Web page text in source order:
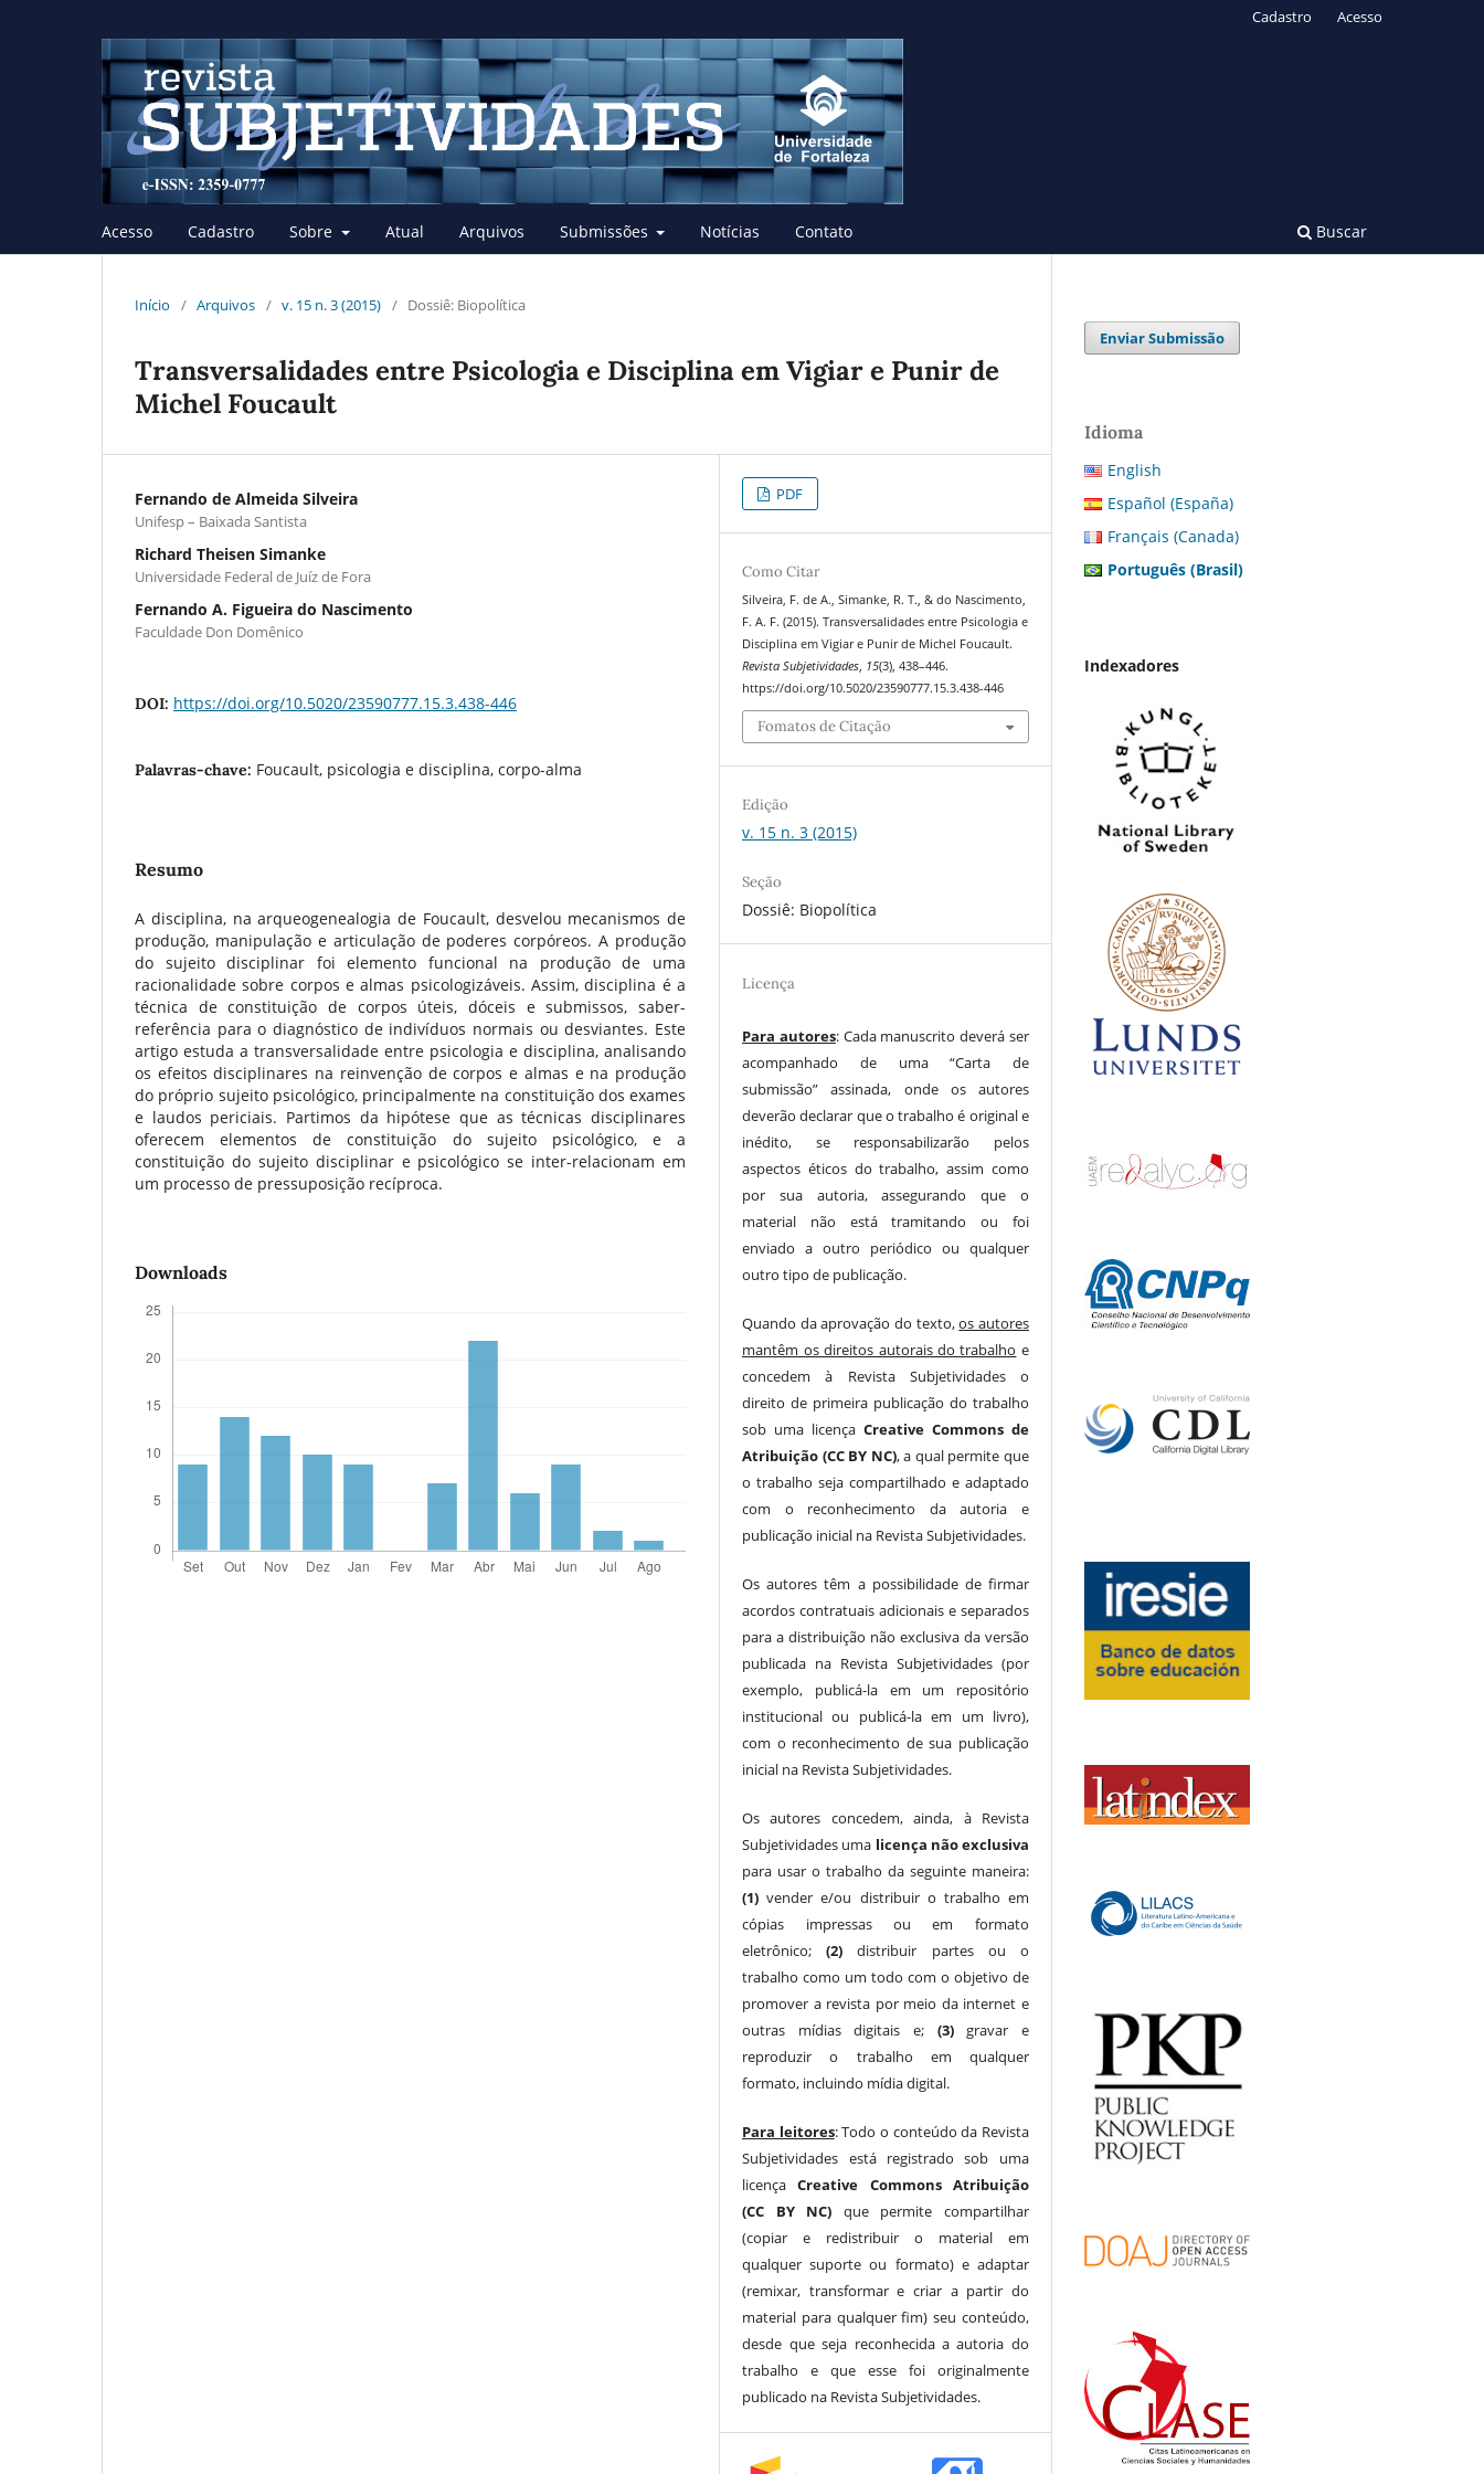
Acesso Cadastro Sobre Atual Arquivos Submissões Notícias Contato Buscar
Cadastro Acesso
Início / Arquivos / v. 15 n. 3 (2015) / Dossiê: Biopolítica
Transversalidades entre Psicologia e Disciplina em Vigiar e Punir de
Michel Foucault
Fernando de Almeida Silveira
Unifesp – Baixada Santista
Richard Theisen Simanke
Universidade Federal de Juíz de Fora
Fernando A. Figueira do Nascimento
Faculdade Don Domênico
DOI: https://doi.org/10.5020/23590777.15.3.438-446
Palavras-chave: Foucault, psicologia e disciplina, corpo-alma
Resumo
A disciplina, na arqueogenealogia de Foucault, desvelou mecanismos de
produção, manipulação e articulação de poderes corpóreos. A produção
do sujeito disciplinar foi elemento funcional na produção de uma
racionalidade sobre corpos e almas psicologizáveis. Assim, disciplina é a
técnica de constituição de corpos úteis, dóceis e submissos, saber-
referência para o diagnóstico de indivíduos normais ou desviantes. Este
artigo estuda a transversalidade entre psicologia e disciplina, analisando
os efeitos disciplinares na reinvenção de corpos e almas e na produção
do próprio sujeito psicológico, principalmente na constituição dos exames
e laudos periciais. Partimos da hipótese que as técnicas disciplinares
oferecem elementos de constituição do sujeito psicológico, e a
constituição do sujeito disciplinar e psicológico se inter-relacionam em
um processo de pressuposição recíproca.
Downloads
PDF
Como Citar
Silveira, F. de A., Simanke, R. T., & do Nascimento,
F. A. F. (2015). Transversalidades entre Psicologia e
Disciplina em Vigiar e Punir de Michel Foucault.
Revista Subjetividades, 15(3), 438–446.
https://doi.org/10.5020/23590777.15.3.438-446
Fomatos de Citação
Edição
v. 15 n. 3 (2015)
Seção
Dossiê: Biopolítica
Licença
Para autores: Cada manuscrito deverá ser
acompanhado de uma “Carta de
submissão” assinada, onde os autores
deverão declarar que o trabalho é original e
inédito, se responsabilizarão pelos
aspectos éticos do trabalho, assim como
por sua autoria, assegurando que o
material não está tramitando ou foi
enviado a outro periódico ou qualquer
outro tipo de publicação.
Quando da aprovação do texto,os autores
mantêm os direitos autorais do trabalho e
concedem à Revista Subjetividades o
direito de primeira publicação do trabalho
sob uma licença Creative Commons de
Atribuição (CC BY NC), a qual permite que
o trabalho seja compartilhado e adaptado
com o reconhecimento da autoria e
publicação inicial na Revista Subjetividades.
Os autores têm a possibilidade de firmar
acordos contratuais adicionais e separados
para a distribuição não exclusiva da versão
publicada na Revista Subjetividades (por
exemplo, publicá-la em um repositório
institucional ou publicá-la em um livro),
com o reconhecimento de sua publicação
inicial na Revista Subjetividades.
Os autores concedem, ainda, à Revista
Subjetividades uma licença não exclusiva
para usar o trabalho da seguinte maneira:
(1) vender e/ou distribuir o trabalho em
cópias impressas ou em formato
eletrônico;(2) distribuir partes ou o
trabalho como um todo com o objetivo de
promover a revista por meio da internet e
outras mídias digitais e; (3)gravar e
reproduzir o trabalho em qualquer
formato, incluindo mídia digital.
Para leitores: Todo o conteúdo da Revista
Subjetividades está registrado sob uma
licençaCreative Commons Atribuição
(CC BY NC) que permite compartilhar
(copiar e redistribuir o material em
qualquer suporte ou formato) e adaptar
(remixar, transformar e criar a partir do
material para qualquer fim) seu conteúdo,
desde que seja reconhecida a autoria do
trabalho e que esse foi originalmente
publicado na Revista Subjetividades.
Enviar Submissão
Idioma
English
Español (España)
Français (Canada)
Português (Brasil)
Indexadores